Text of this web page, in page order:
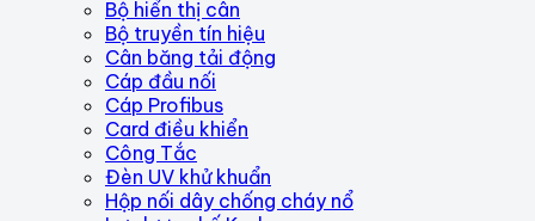
Bộ hiển thị cân
Bộ truyền tín hiệu
Cân băng tải động
Cáp đầu nối
Cáp Profibus
Card điều khiển
Công Tắc
Đèn UV khử khuẩn
Hộp nối dây chống cháy nổ